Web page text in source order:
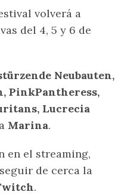
volverá a
del 4, 5 y 6 de
Neubauten,
PinkPantheress,
Lucrecia
Marina.
en el streaming,
de cerca la
.